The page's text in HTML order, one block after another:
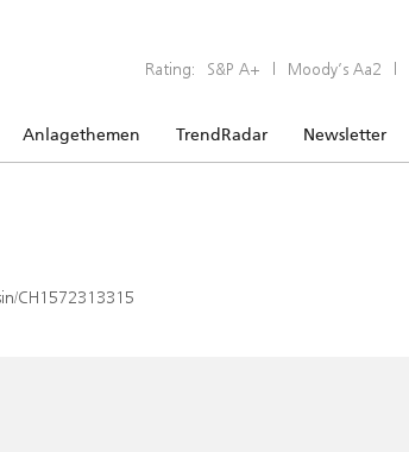
Rating: S&P A+ | Moody’s Aa2 |
Anlagethemen TrendRadar Newsletter
CH1572313315